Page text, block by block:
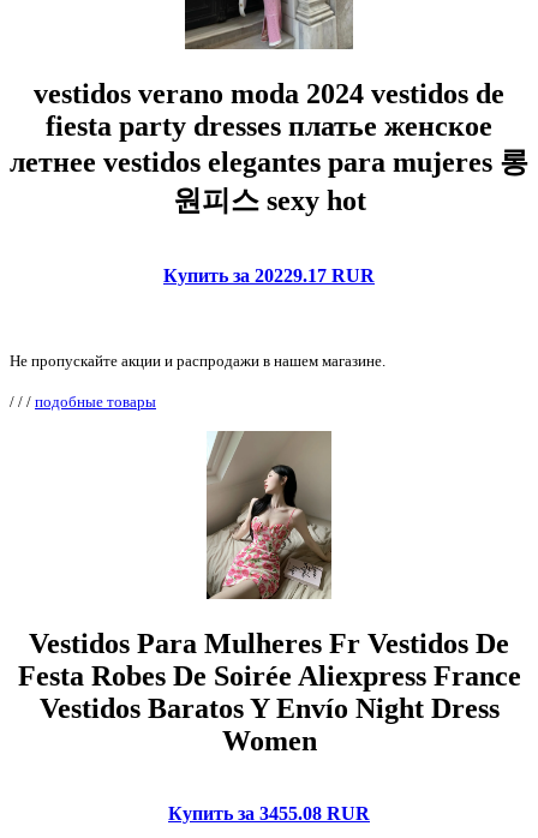
vestidos verano moda 2024 vestidos de
fiesta party dresses платье женское
летнее vestidos elegantes para mujeres 롱
원피스 sexy hot
Купить за 20229.17 RUR
Не пропускайте акции и распродажи в нашем магазине.
/ / / подобные товары
Vestidos Para Mulheres Fr Vestidos De
Festa Robes De Soirée Aliexpress France
Vestidos Baratos Y Envío Night Dress
Women
Купить за 3455.08 RUR